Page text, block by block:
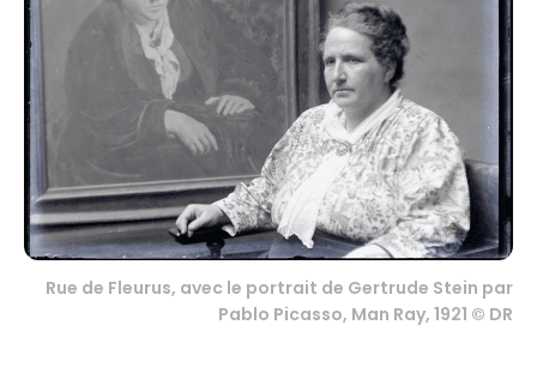
Rue de Fleurus, avec le portrait de Gertrude Stein par
Pablo Picasso, Man Ray, 1921 © DR